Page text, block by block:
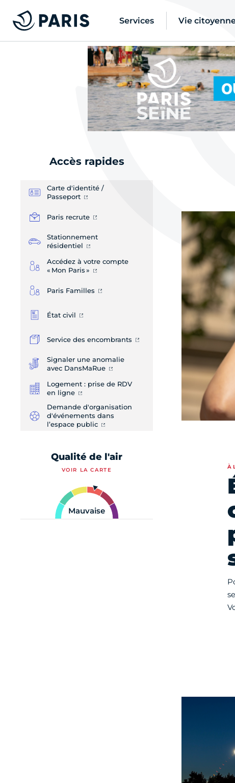
Services Vie
Accès rapides
Carte d'identité /
Passeport
Paris recrute
Stationnement
résidentiel
Accédez à votre compte
« Mon Paris »
Paris Familles
État civil
Service des encombrants
Signaler une anomalie
avec DansMaRue
Logement : prise de RDV
en ligne
Demande d'organisation
d'événements dans
l’espace public
Qualité de l'air
VOIR LA CARTE
Mauvaise
À